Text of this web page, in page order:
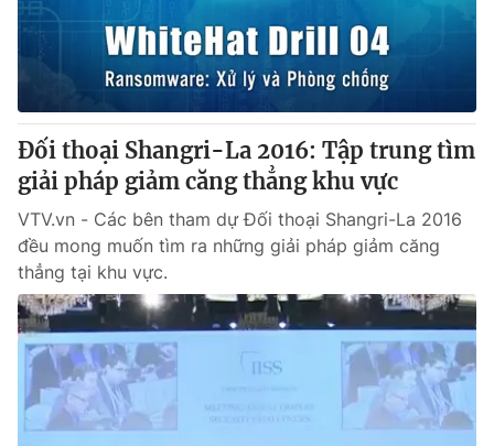
Đối thoại Shangri-La 2016: Tập trung tìm
giải pháp giảm căng thẳng khu vực
VTV.vn - Các bên tham dự Đối thoại Shangri-La 2016
đều mong muốn tìm ra những giải pháp giảm căng
thẳng tại khu vực.